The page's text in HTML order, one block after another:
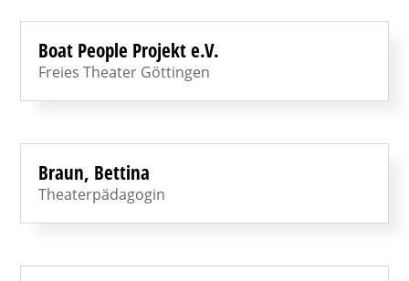
Boat People Projekt e.V.
Freies Theater Göttingen
Braun, Bettina
Theaterpädagogin